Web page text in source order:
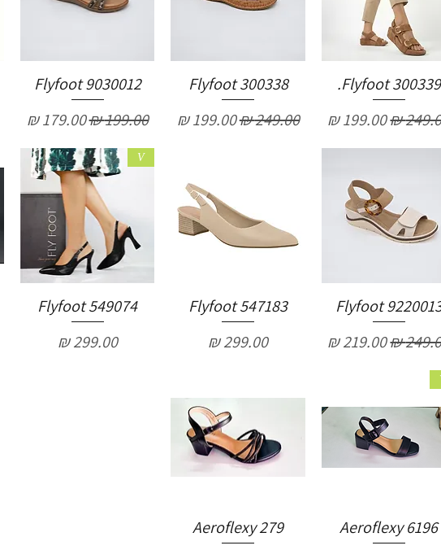
Flyfoot 300339.
רגיל מחיר מבצע‏199.00 ‏₪
Flyfoot 300338
מחיר רגיל‏249.00 ‏₪ מחיר מבצע‏199.00 ‏₪
Flyfoot 9030012
מחיר רגיל‏199.00 ‏₪ מחיר מבצע‏179.00 ‏₪
Flyfoot
רגיל מחיר מבצע‏219.00 ‏₪
Flyfoot 547183
מחיר‏299.00 ‏₪
V
Flyfoot 549074
מחיר‏299.00 ‏₪
Aeroflexy 6196
Aeroflexy 279